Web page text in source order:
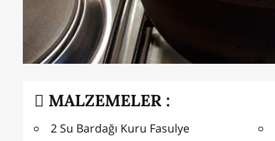
MALZEMELER :
2 Su Bardağı Kuru Fasulye